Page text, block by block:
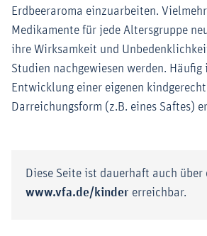
Erdbeeraroma einzuarbeiten.
Medikamente für jede Altersgruppe
ihre Wirksamkeit und
Studien nachgewiesen werden.
Entwicklung einer eigenen
Darreichungsform (z.B. eines Saftes)
Diese Seite ist dauerhaft auch über
www.vfa.de/kinder erreichbar.